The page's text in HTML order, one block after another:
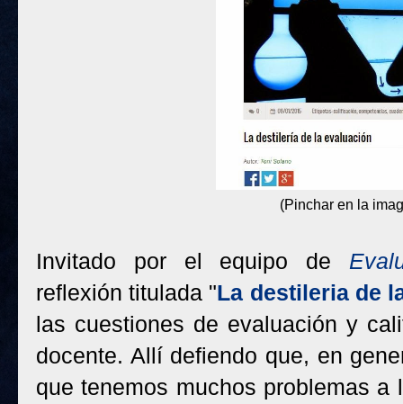
(Pinchar en la
Invitado por el equipo de
reflexión titulada "La destileria de
las cuestiones de evaluación y
docente. Allí defiendo que, en
que tenemos muchos problemas